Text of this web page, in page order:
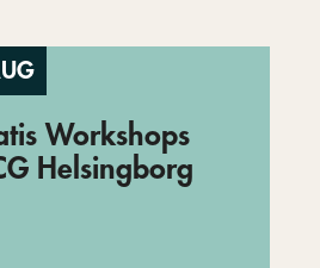
Workshops
Helsingborg